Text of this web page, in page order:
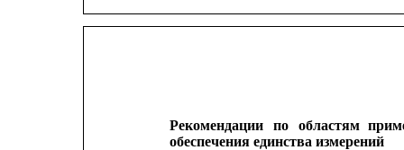
Рекомендации по областям
обеспечения единства измерений